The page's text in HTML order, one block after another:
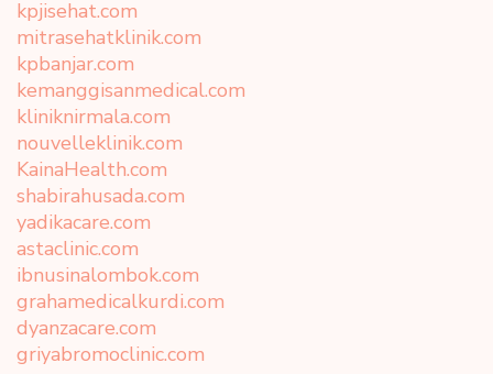
kpjisehat.com
mitrasehatklinik.com
kpbanjar.com
kemanggisanmedical.com
kliniknirmala.com
nouvelleklinik.com
KainaHealth.com
shabirahusada.com
yadikacare.com
astaclinic.com
ibnusinalombok.com
grahamedicalkurdi.com
dyanzacare.com
griyabromoclinic.com